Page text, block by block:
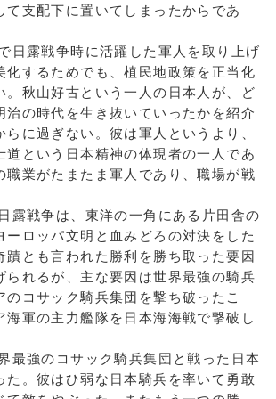
て支配下に置いてしまったからであ
露戦争時に活躍した軍人を取り上げ
化するためでも、植民地政策を正当化
。秋山好古という一人の日本人が、ど
治の時代を生き抜いていったかを紹介
らに過ぎない。彼は軍人というより、
道という日本精神の体現者の一人であ
職業がたまたま軍人であり、職場が戦
戦争は、東洋の一角にある片田舎の
ーロッパ文明と血みどろの対決をした
蹟とも言われた勝利を勝ち取った要因
られるが、主な要因は世界最強の騎兵
のコサック騎兵集団を撃ち破ったこ
海軍の主力艦隊を日本海海戦で撃破し
強のコサック騎兵集団と戦った日本
た。彼はひ弱な日本騎兵を率いて勇敢